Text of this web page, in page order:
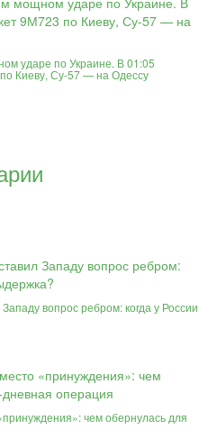
ударе по Украине. В 01:05
Киеву, Су-57 — на Одессу
вопрос ребром: когда у России
чем обернулась для